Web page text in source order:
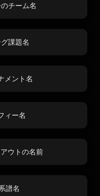
チーム名
課題名
メント名
ィー名
ウトの名前
譜名